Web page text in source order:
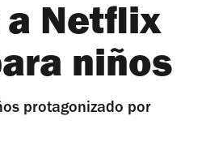
a Netflix
niños
protagonizado por